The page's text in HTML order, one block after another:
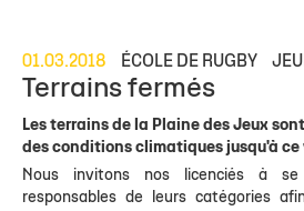
01.03.2018 ÉCOLE DE RUGBY
Terrains fermés
Les terrains de la Plaine des Jeux
des conditions climatiques jusqu'à ce
Nous invitons nos licenciés à se
responsables de leurs catégories